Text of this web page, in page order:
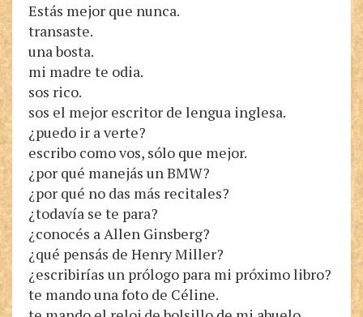
Estás mejor que nunca.
transaste.
una bosta.
mi madre te odia.
sos rico.
sos el mejor escritor de lengua inglesa.
¿puedo ir a verte?
escribo como vos, sólo que mejor.
¿por qué manejás un BMW?
¿por qué no das más recitales?
¿todavía se te para?
¿conocés a Allen Ginsberg?
¿qué pensás de Henry Miller?
¿escribirías un prólogo para mi próximo libro?
te mando una foto de Céline.